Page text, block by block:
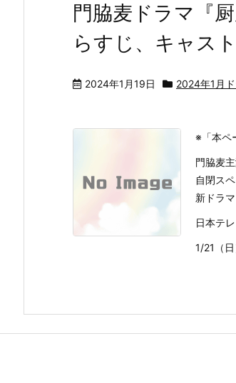
門脇麦ドラマ『
らすじ、キャス
2024年1月19日 2024年1月
※「本ペ
門脇麦主
自閉ス
新ドラ
日本テ
1/21（